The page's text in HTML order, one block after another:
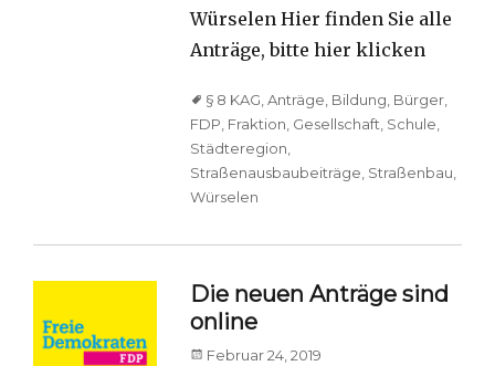
Würselen Hier finden Sie alle
Anträge, bitte hier klicken
Tags§ 8 KAG ,Anträge Bildung Bürger
FDP Fraktion Gesellschaft Schule
Städteregion
Straßenausbaubeiträge Straßenbau
Würselen
Die neuen Anträge sind
online
Posted
Februar 24, 2019